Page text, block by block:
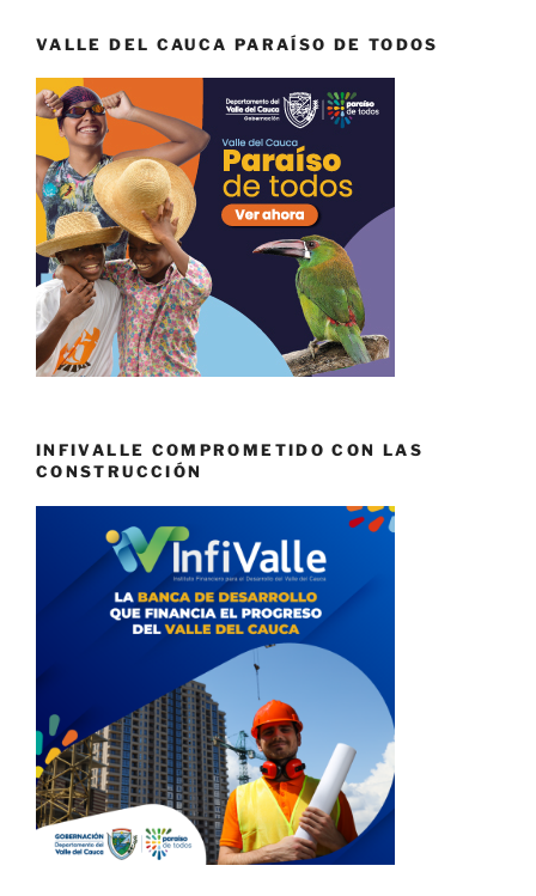
VALLE DEL CAUCA PARAÍSO DE TODOS
INFIVALLE COMPROMETIDO CON LAS
CONSTRUCCIÓN